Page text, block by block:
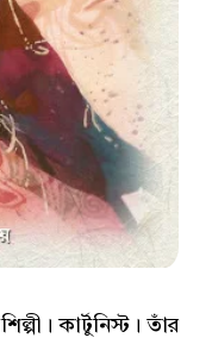
কার্টুনিস্ট। তাঁর